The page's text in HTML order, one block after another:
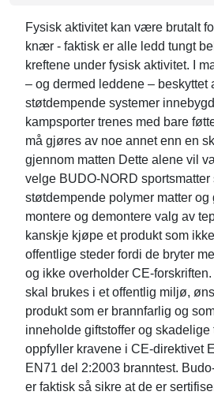
Fysisk aktivitet kan være brutalt
knær - faktisk er alle ledd tungt
kreftene under fysisk aktivitet. I
– og dermed leddene – beskyttet
støtdempende systemer
kampsporter trenes med bare
må gjøres av noe annet enn en
gjennom matten Dette alene vil
velge BUDO-NORD sportsmatter
støtdempende polymer matter og
montere og demontere valg av
kanskje kjøpe et produkt som
offentlige steder fordi de bryter
og ikke overholder CE-
skal brukes i et offentlig miljø,
produkt som er brannfarlig og
inneholde giftstoffer og skadelige
oppfyller kravene i CE-direktivet
EN71 del 2:2003 branntest.
er faktisk så sikre at de er